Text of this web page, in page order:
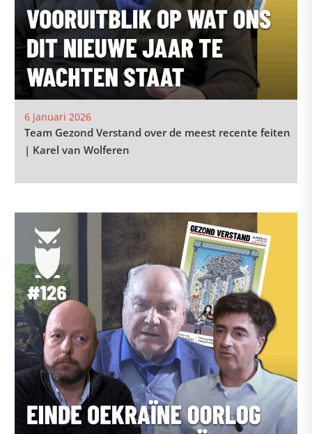
6 januari 2026
Team Gezond Verstand over de meest recente feiten
| Karel van Wolferen